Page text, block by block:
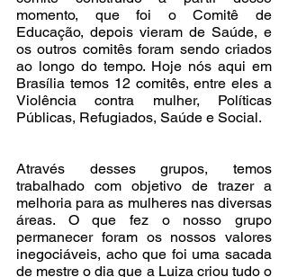
momento, que foi o Comitê de
Educação, depois vieram de Saúde, e
os outros comitês foram sendo criados
ao longo do tempo. Hoje nós aqui em
Brasília temos 12 comitês, entre eles a
Violência contra mulher, Políticas
Públicas, Refugiados, Saúde e Social.
Através desses grupos, temos
trabalhado com objetivo de trazer a
melhoria para as mulheres nas diversas
áreas. O que fez o nosso grupo
permanecer foram os nossos valores
inegociáveis, acho que foi uma sacada
de mestre o dia que a Luiza criou tudo o